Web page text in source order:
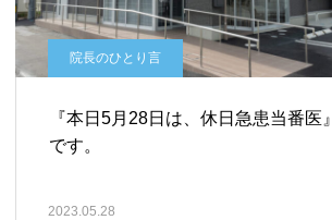
院長のひとり言
『本日5月28日は、休日急患当番医』
です。
2023.05.28